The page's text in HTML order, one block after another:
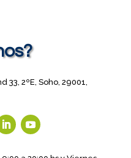
33, 2ºE, Soho, 29001,